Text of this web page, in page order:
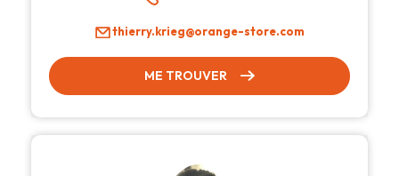
thierry.krieg@orange-store.com
ME TROUVER